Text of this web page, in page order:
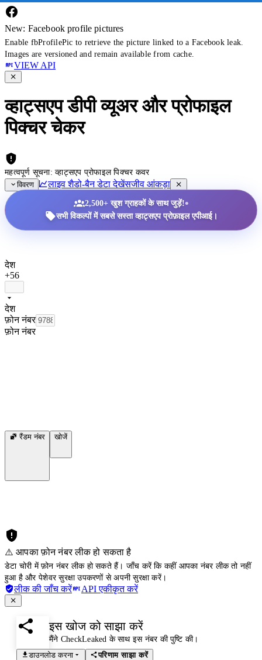
New: Facebook profile pictures
Enable fbProfilePic to retrieve the picture linked to a Facebook leak.
Images are versioned and remain available from cache.
VIEW API
व्हाट्सएप डीपी व्यूअर और प्रोफाइल
पिक्चर चेकर
महत्वपूर्ण सूचना: व्हाट्सएप प्रोफाइल पिक्चर कवर
विवरण
लाइव शैडो-बैन डेटा देखेंसजीव आंकड़ा
2,500+ खुश ग्राहकों के साथ जुड़ें!•
सभी विकल्पों में सबसे सस्ता व्हाट्सएप प्रोफ़ाइल एपीआई।
देश
+56
देश
फ़ोन नंबर
फ़ोन नंबर
रैंडम नंबर खोजें
⚠️ आपका फ़ोन नंबर लीक हो सकता है
डेटा चोरी में फ़ोन नंबर लीक हो सकते हैं। जाँच करें कि कहीं आपका नंबर लीक तो नहीं
हुआ है और पेशेवर सुरक्षा उपकरणों से अपनी सुरक्षा करें।
लीक की जाँच करें API एकीकृत करें
इस खोज को साझा करें
मैंने CheckLeaked के साथ इस नंबर की पुष्टि की।
डाउनलोड करना
परिणाम साझा करें